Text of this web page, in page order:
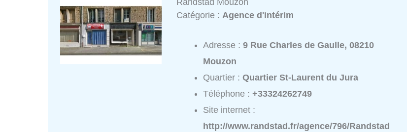
Catégorie : Agence d'intérim
Adresse :9 Rue Charles de Gaulle, 08210
Mouzon
Quartier :Quartier St-Laurent du Jura
Téléphone :+33324262749
Site internet :
http://www.randstad.fr/agence/796/Randstad